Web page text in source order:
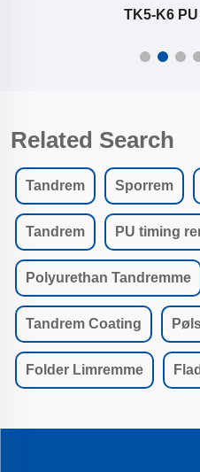
TK5-K6
Related Search
Tandrem Sporrem
Tandrem PU timing
Polyurethan Tandremme
Tandrem Coating
Folder Limremme